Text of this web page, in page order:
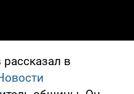
рассказал в